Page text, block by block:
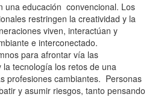
una educación convencional. Los
restringen la creatividad y la
viven, interactúan y
e interconectado.
para afrontar vía las
tecnología los retos de una
profesiones cambiantes. Personas
y asumir riesgos, tanto pensando